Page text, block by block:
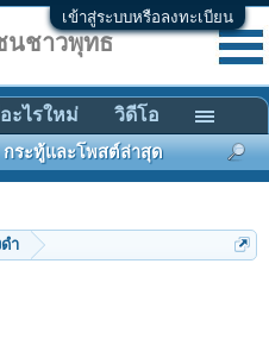
เข้าสู่ระบบหรือลงทะเบียน
ำ
นชาวพุทธ
กระทู้และโพสต์ล่าสุด
ะไรใหม่ วิดีโอ